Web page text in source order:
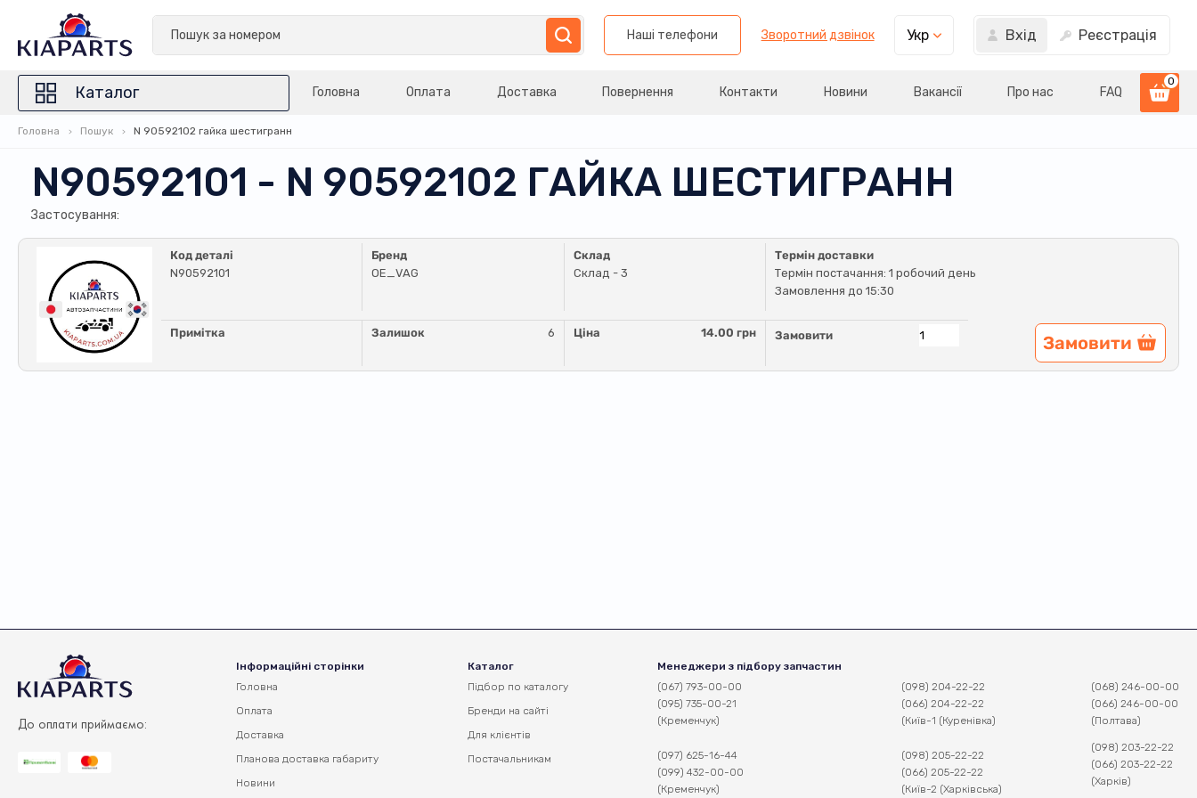
Наші телефони Зворотний дзвінок Укр Вхід Реєстрація
Каталог Головна Оплата Доставка Повернення Контакти Новини Вакансії Про нас FAQ
0
Головна Пошук N 90592102 гайка шестигранн
N90592101 - N 90592102 ГАЙКА ШЕСТИГРАНН
Застосування:
Код деталі
N90592101
Бренд
OE_VAG
Склад
Склад - 3
Термін доставки
Термін постачання: 1 робочий день
Замовлення до 15:30
Примітка Залишок 6 Ціна 14.00 грн Замовити Замовити
До оплати приймаємо:
Інформаційні сторінки
Головна
Оплата
Доставка
Планова доставка габариту
Новини
Каталог
Підбор по каталогу
Бренди на сайті
Для клієнтів
Постачальникам
Менеджери з підбору запчастин
(067) 793-00-00
(095) 735-00-21
(Кременчук)
(097) 625-16-44
(099) 432-00-00
(Кременчук)
(098) 204-22-22
(066) 204-22-22
(Київ-1 (Куренівка)
(098) 205-22-22
(066) 205-22-22
(Київ-2 (Харківська)
(068) 246-00-00
(066) 246-00-00
(Полтава)
(098) 203-22-22
(066) 203-22-22
(Харків)